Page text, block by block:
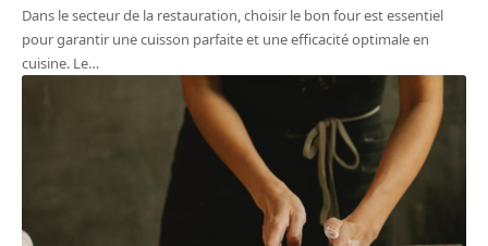
Dans le secteur de la restauration, choisir le bon four est essentiel
pour garantir une cuisson parfaite et une efficacité optimale en
cuisine. Le…